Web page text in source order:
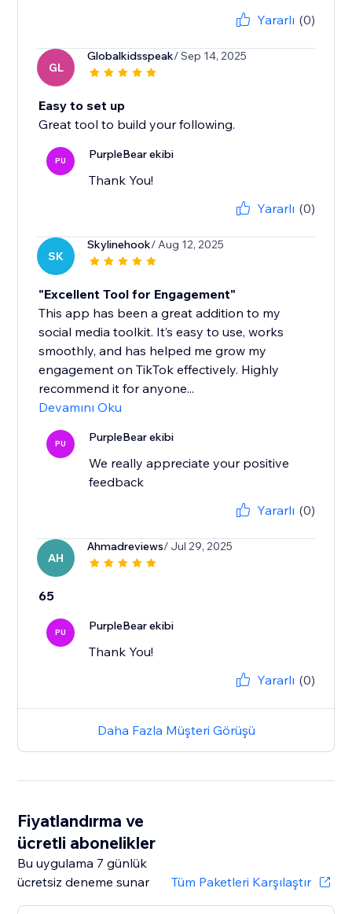
Yararlı (0)
GL
Globalkidsspeak/ Sep 14, 2025
Easy to set up
Great tool to build your following.
PU PurpleBear ekibi
Thank You!
Yararlı (0)
SK
Skylinehook/ Aug 12, 2025
"Excellent Tool for Engagement"
This app has been a great addition to my
social media toolkit. It’s easy to use, works
smoothly, and has helped me grow my
engagement on TikTok effectively. Highly
recommend it for anyone...
Devamını Oku
PU PurpleBear ekibi
We really appreciate your positive
feedback
Yararlı (0)
AH
Ahmadreviews/ Jul 29, 2025
65
PU PurpleBear ekibi
Thank You!
Yararlı (0)
Daha Fazla Müşteri Görüşü
Fiyatlandırma ve
ücretli abonelikler
Bu uygulama 7 günlük
ücretsiz deneme sunar
Tüm Paketleri Karşılaştır